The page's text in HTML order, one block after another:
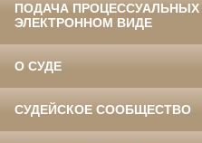
ПОДАЧА
ЭЛЕКТРОННОМ ВИДЕ
О СУДЕ
СУДЕЙСКОЕ СООБЩЕСТВО